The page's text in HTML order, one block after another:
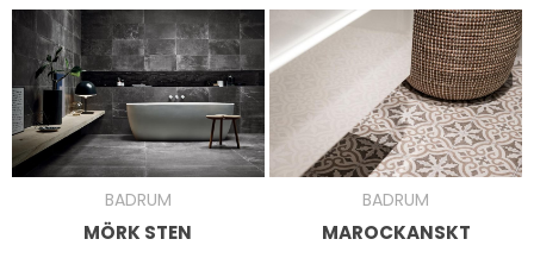
BADRUM
MÖRK STEN
BADRUM
MAROCKANSKT